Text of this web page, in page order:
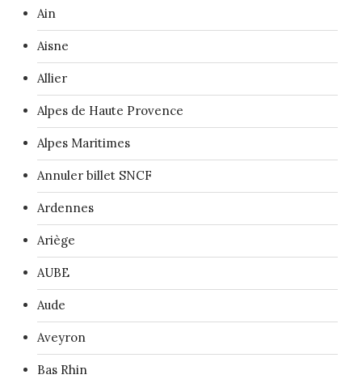
Ain
Aisne
Allier
Alpes de Haute Provence
Alpes Maritimes
Annuler billet SNCF
Ardennes
Ariège
AUBE
Aude
Aveyron
Bas Rhin